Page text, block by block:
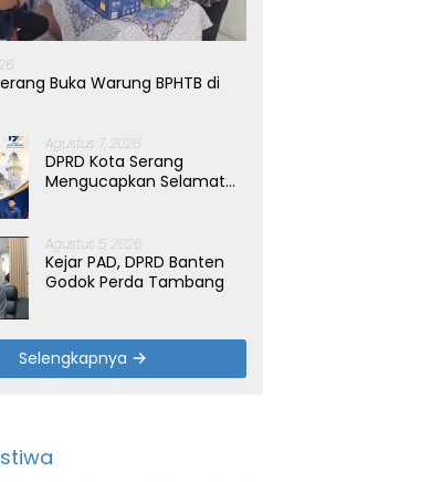
Buka Warung BPHTB di
Agustus 7, 2026
DPRD Kota Serang
Mengucapkan Selamat
Agustus 5, 2026
Kejar PAD, DPRD Banten
Godok Perda Tambang
Selengkapnya